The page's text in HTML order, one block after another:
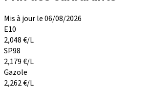
Mis à jour le 06/08/2026
E10
2,048€/L
SP98
2,179€/L
Gazole
2,262€/L